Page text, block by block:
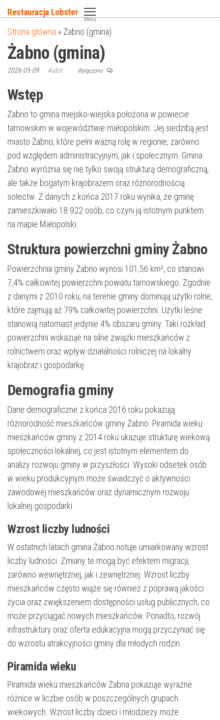
do
treści
Restauracja Lobster
Menu
Strona główna » Żabno (gmina)
Żabno (gmina)
2026-05-09 Autor Wyłączono
Wstęp
Żabno to gmina miejsko-wiejska położona w powiecie
tarnowskim w województwie małopolskim. Jej siedzibą jest
miasto Żabno, które pełni ważną rolę w regionie, zarówno
pod względem administracyjnym, jak i społecznym. Gmina
Żabno wyróżnia się nie tylko swoją strukturą demograficzną,
ale także bogatym krajobrazem oraz różnorodnością
sołectw. Z danych z końca 2017 roku wynika, że gminę
zamieszkiwało 18 922 osób, co czyni ją istotnym punktem
na mapie Małopolski.
Struktura powierzchni gminy Żabno
Powierzchnia gminy Żabno wynosi 101,56 km², co stanowi
7,4% całkowitej powierzchni powiatu tarnowskiego. Zgodnie
z danymi z 2010 roku, na terenie gminy dominują użytki rolne,
które zajmują aż 79% całkowitej powierzchni. Użytki leśne
stanowią natomiast jedynie 4% obszaru gminy. Taki rozkład
powierzchni wskazuje na silne związki mieszkańców z
rolnictwem oraz wpływ działalności rolniczej na lokalny
krajobraz i gospodarkę.
Demografia gminy
Dane demograficzne z końca 2016 roku pokazują
różnorodność mieszkańców gminy Żabno. Piramida wieku
mieszkańców gminy z 2014 roku ukazuje strukturę wiekową
społeczności lokalnej, co jest istotnym elementem do
analizy rozwoju gminy w przyszłości. Wysoki odsetek osób
w wieku produkcyjnym może świadczyć o aktywności
zawodowej mieszkańców oraz dynamicznym rozwoju
lokalnej gospodarki.
Wzrost liczby ludności
W ostatnich latach gmina Żabno notuje umiarkowany wzrost
liczby ludności. Zmiany te mogą być efektem migracji,
zarówno wewnętrznej, jak i zewnętrznej. Wzrost liczby
mieszkańców często wiąże się również z poprawą jakości
życia oraz zwiększeniem dostępności usług publicznych, co
może przyciągać nowych mieszkańców. Ponadto, rozwój
infrastruktury oraz oferta edukacyjna mogą przyczyniać się
do wzrostu atrakcyjności gminy dla młodych rodzin.
Piramida wieku
Piramida wieku mieszkańców Żabna pokazuje wyraźne
różnice w liczbie osób w poszczególnych grupach
wiekowych. Wzrost liczby dzieci i młodzieży może